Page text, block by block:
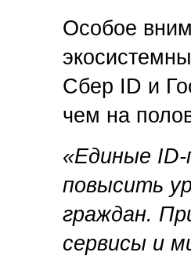
Особое
Сбер ID и
чем на
«Единые
повысить
граждан.
сервисы и